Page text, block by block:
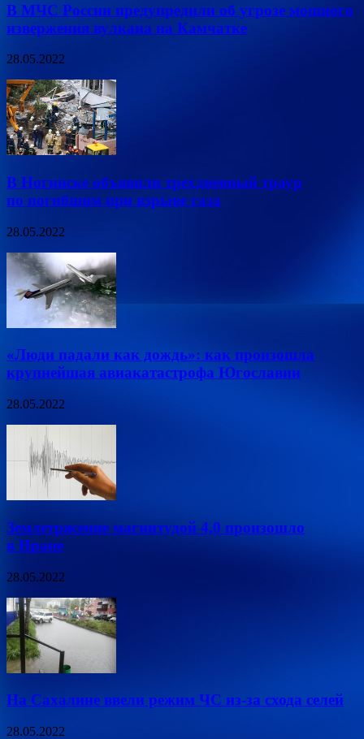
В МЧС России предупредили об угрозе мощного
извержения вулкана на Камчатке
28.05.2022
В Ногинске объявили трехдневный траур
по погибшим при взрыве газа
28.05.2022
«Люди падали как дождь»: как произошла
крупнейшая авиакатастрофа Югославии
28.05.2022
Землетрясение магнитудой 4,0 произошло
в Иране
28.05.2022
На Сахалине ввели режим ЧС из-за схода селей
28.05.2022